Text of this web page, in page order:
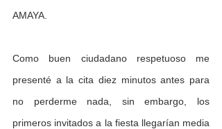
AMAYA.
Como buen ciudadano respetuoso me
presenté a la cita diez minutos antes para
no perderme nada, sin embargo, los
primeros invitados a la fiesta llegarían media